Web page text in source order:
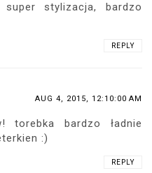
super stylizacja, bardzo
REPLY
AUG 4, 2015, 12:10:00 AM
torebka bardzo ładnie
:)
REPLY